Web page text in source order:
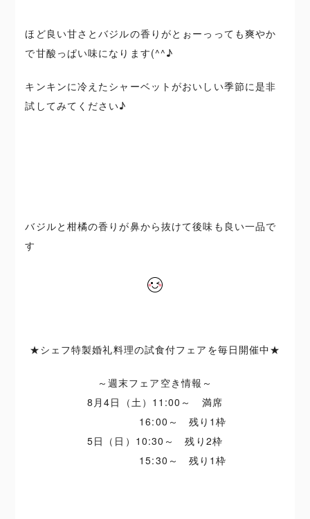
ほど良い甘さとバジルの香りがとぉーっっても爽やか
で甘酸っぱい味になります(^^♪
キンキンに冷えたシャーベットがおいしい季節に是非
試してみてください♪
バジルと柑橘の香りが鼻から抜けて後味も良い一品で
す
★シェフ特製婚礼料理の試食付フェアを毎日開催中★
～週末フェア空き情報～
8月4日（土）11:00～ 満席
16:00～ 残り1枠
5日（日）10:30～ 残り2枠
15:30～ 残り1枠